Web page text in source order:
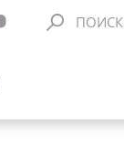
ПОИСК